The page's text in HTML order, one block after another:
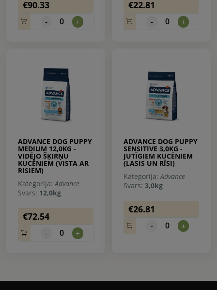
€90.33
- 0 +
€22.81
- 0 +
ADVANCE DOG PUPPY
MEDIUM 12,0KG -
VIDĒJO ŠĶIRŅU
KUCĒNIEM (VISTA AR
RISIEM)
Kategorija:Advance
Svars: 12,0kg
€72.54
- 0 +
ADVANCE DOG PUPPY
SENSITIVE 3,0KG -
JUTĪGIEM KUCĒNIEM
(LASIS UN RĪSI)
Kategorija:Advance
Svars: 3,0kg
€26.81
- 0 +